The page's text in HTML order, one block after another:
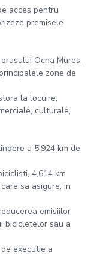
acces pentru
premisele
Ocna Mures,
zone de
la locuire,
culturale,
a 5,924 km de
4,614 km
sa asigure, in
emisiilor
bicicletelor sau a
executie a